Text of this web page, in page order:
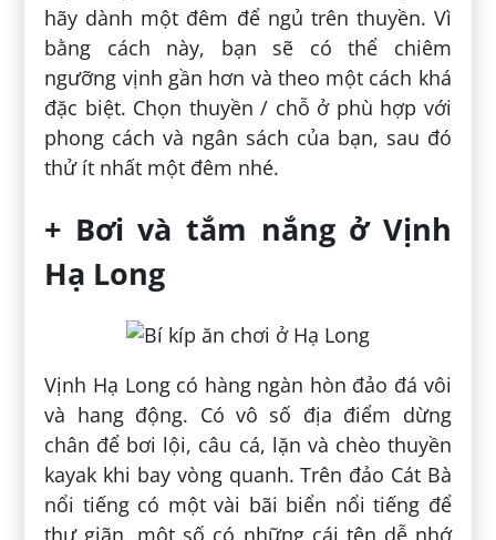
hãy dành một đêm để ngủ trên thuyền. Vì
bằng cách này, bạn sẽ có thể chiêm
ngưỡng vịnh gần hơn và theo một cách khá
đặc biệt. Chọn thuyền / chỗ ở phù hợp với
phong cách và ngân sách của bạn, sau đó
thử ít nhất một đêm nhé.
+ Bơi và tắm nắng ở Vịnh
Hạ Long
Vịnh Hạ Long có hàng ngàn hòn đảo đá vôi
và hang động. Có vô số địa điểm dừng
chân để bơi lội, câu cá, lặn và chèo thuyền
kayak khi bay vòng quanh. Trên đảo Cát Bà
nổi tiếng có một vài bãi biển nổi tiếng để